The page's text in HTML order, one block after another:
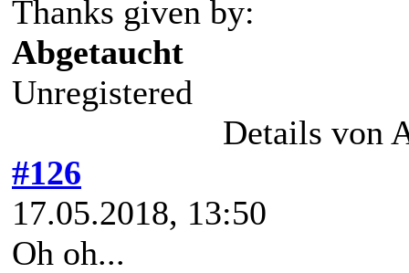
Thanks given by:
Abgetaucht
Unregistered
Details von
#126
17.05.2018, 13:50
Oh oh...